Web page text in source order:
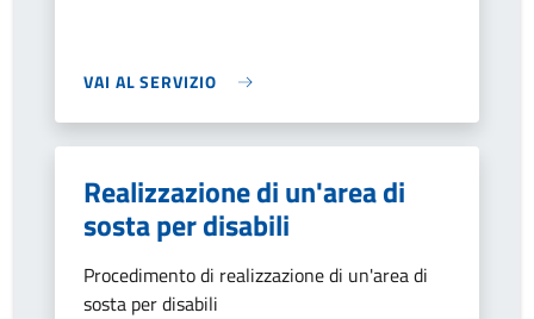
VAI AL SERVIZIO
Realizzazione di un'area di
sosta per disabili
Procedimento di realizzazione di un'area di
sosta per disabili